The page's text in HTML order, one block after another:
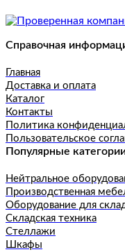
Справочная
Главная
Доставка и оплата
Каталог
Контакты
Политика
Пользовательское
Популярные
Нейтральное
Производственная
Оборудование для
Складская техника
Стеллажи
Шкафы